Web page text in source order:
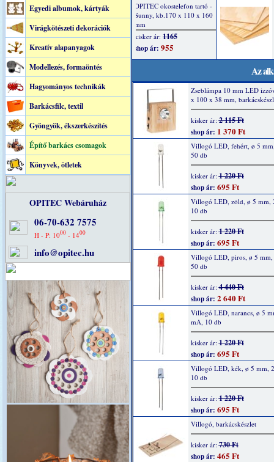
Egyedi albumok, kártyák
Virágkötészeti dekorációk
Kreatív alapanyagok
Modellezés, formaöntés
Hagyományos technikák
Barkácsfilc, textil
Gyöngyök, ékszerkészítés
Építő barkács csomagok
Könyvek, ötletek
OPITEC Webáruház
06-70-632 7575
H - P: 1000 - 1400
info@opitec.hu
Az
Zseblámpa 10 mm LED
x 100 x 38 mm,
kisker ár:2 115 Ft
shop ár: 1 370 Ft
Villogó LED, fehért, ø 5
50 db
kisker ár:1 220 Ft
shop ár: 695 Ft
Villogó LED, zöld, ø 5 mm,
10 db
kisker ár:1 220 Ft
shop ár: 695 Ft
Villogó LED, piros, ø 5
50 db
kisker ár:4 440 Ft
shop ár: 2 640 Ft
Villogó LED, narancs, ø 5
mA, 10 db
kisker ár:1 220 Ft
shop ár: 695 Ft
Villogó LED, kék, ø 5 mm,
10 db
kisker ár:1 220 Ft
shop ár: 695 Ft
Villogó, barkácskészlet
kisker ár:730 Ft
shop ár: 465 Ft